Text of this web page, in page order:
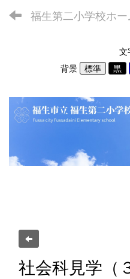
福生第二小学校ホ
文
背景
社会科見学（